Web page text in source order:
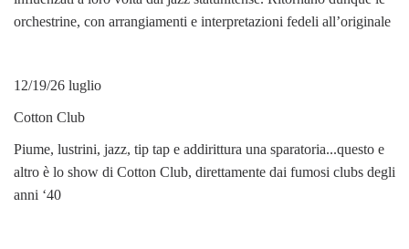
orchestrine, con arrangiamenti e interpretazioni fedeli all’originale
12/19/26 luglio
Cotton Club
Piume, lustrini, jazz, tip tap e addirittura una sparatoria...questo e
altro è lo show di Cotton Club, direttamente dai fumosi clubs degli
anni ‘40